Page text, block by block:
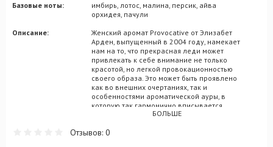
Базовые ноты:
имбирь, лотос, малина, персик, айва
орхидея, пачули
Описание:
Женский аромат Provocative от Элизабет
Арден, выпущенный в 2004 году, намекает
нам на то, что прекрасная леди может
привлекать к себе внимание не только
красотой, но легкой провокационностью
своего образа. Это может быть проявлено
как во внешних очертаниях, так и
особенностями ароматической ауры, в
которую так гармонично вписывается
парфюмерный шедевр Provocative.
впечатлит вас интригующими акцентами
БОЛЬШЕ
Отзывов: 0